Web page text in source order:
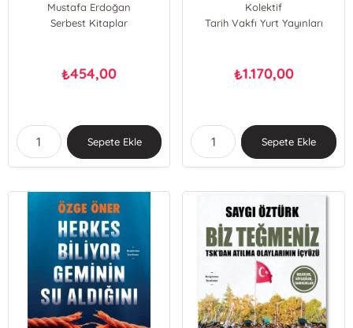
Mustafa Erdoğan
Serbest Kitaplar
₺454,00
Sepete Ekle
Kolektif
Tarih Vakfı Yurt Yayınları
₺1.170,00
Sepete Ekle